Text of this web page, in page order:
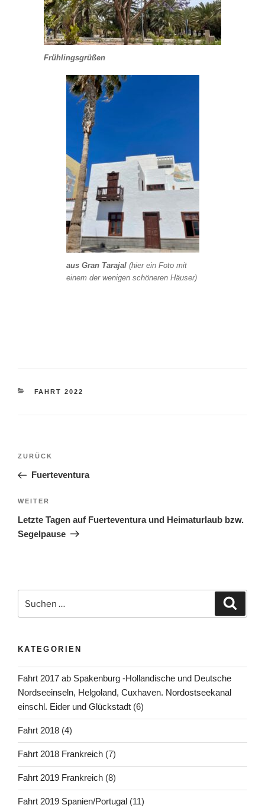
Frühlingsgrüßen
aus Gran Tarajal(hier ein Foto mit
einem der wenigen schöneren Häuser)
KATEGORIEN
FAHRT 2022
Beitragsnavigation
Vorheriger
Beitrag
ZURÜCK
Fuerteventura
Nächster
Beitrag
WEITER
Letzte Tagen auf Fuerteventura und Heimaturlaub bzw.
Segelpause
nach:
KATEGORIEN
Fahrt 2017 ab Spakenburg -Hollandische und Deutsche
Nordseeinseln, Helgoland, Cuxhaven. Nordostseekanal
einschl. Eider und Glückstadt (6)
Fahrt 2018 (4)
Fahrt 2018 Frankreich (7)
Fahrt 2019 Frankreich (8)
Fahrt 2019 Spanien/Portugal (11)